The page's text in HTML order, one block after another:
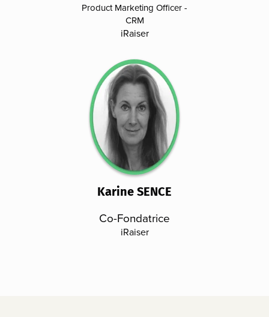
Product Marketing Officer -
CRM
iRaiser
Karine SENCE
Co-Fondatrice
iRaiser